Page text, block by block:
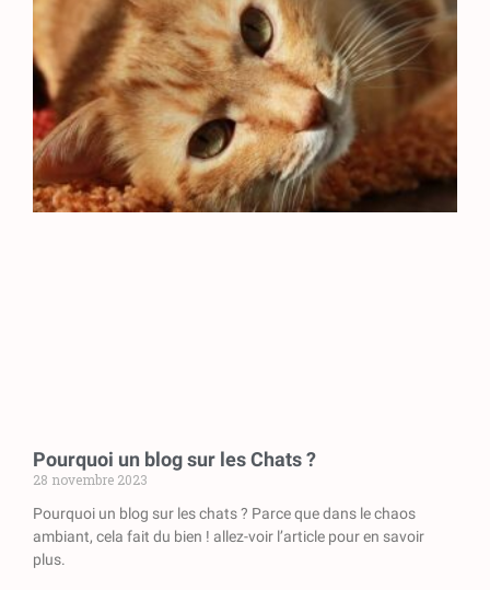
Pourquoi un blog sur les Chats ?
28 novembre 2023
Pourquoi un blog sur les chats ? Parce que dans le chaos
ambiant, cela fait du bien ! allez-voir l’article pour en savoir
plus.